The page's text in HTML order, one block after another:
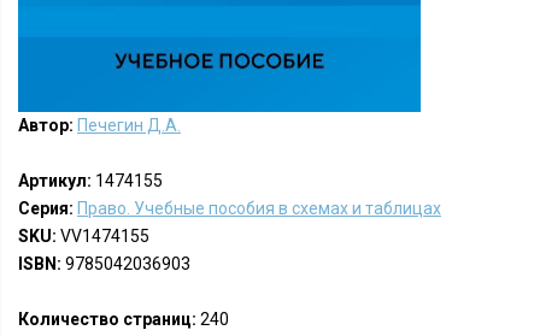
Автор: Печегин Д.А.
Артикул: 1474155
Серия: Право. Учебные пособия в схемах и таблицах
SKU: VV1474155
ISBN: 9785042036903
Количество страниц: 240